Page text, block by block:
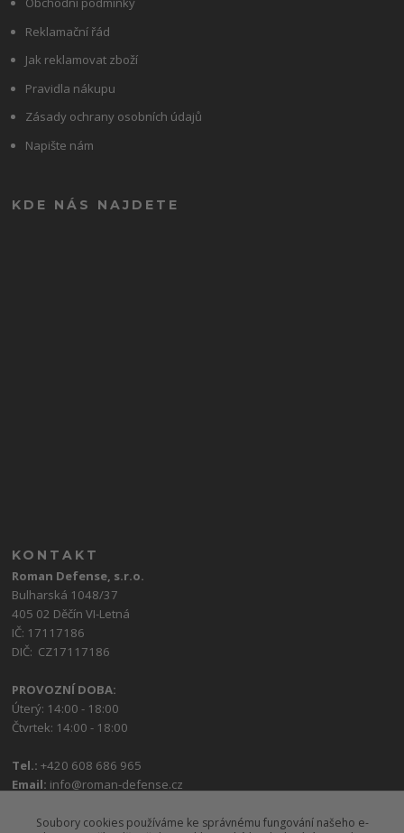
Reklamační řád
Jak reklamovat zboží
Pravidla nákupu
Zásady ochrany osobních údajů
Napište nám
KDE NÁS NAJDETE
KONTAKT
Roman Defense, s.r.o.
Bulharská 1048/37
405 02 Děčín VI-Letná
IČ: 17117186
DIČ: CZ17117186
PROVOZNÍ DOBA:
Úterý: 14:00 - 18:00
Čtvrtek: 14:00 - 18:00
Tel.:+420 608 686 965
Email: info@roman-defense.cz
Soubory cookies používáme ke správnému fungování našeho e-